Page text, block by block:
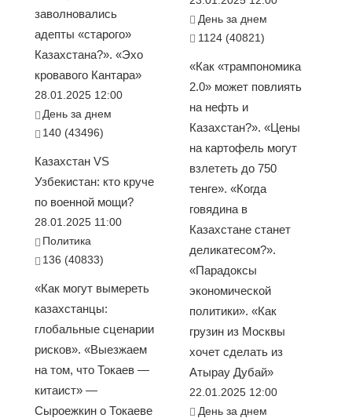
заволновались
адепты «старого»
Казахстана?». «Эхо
кровавого Кантара»
28.01.2025 12:00
День за днем
140 (43496)
Казахстан VS
Узбекистан: кто круче
по военной мощи?
28.01.2025 11:00
Политика
136 (40833)
«Как могут вымереть
казахстанцы:
глобальные сценарии
рисков». «Выезжаем
на том, что Токаев —
китаист» —
Сыроежкин о Токаеве
День за днем
1124 (40821)
«Как «трампономика
2.0» может повлиять
на нефть и
Казахстан?». «Цены
на картофель могут
взлететь до 750
тенге». «Когда
говядина в
Казахстане станет
деликатесом?».
«Парадоксы
экономической
политики». «Как
грузин из Москвы
хочет сделать из
Атырау Дубай»
22.01.2025 12:00
День за днем